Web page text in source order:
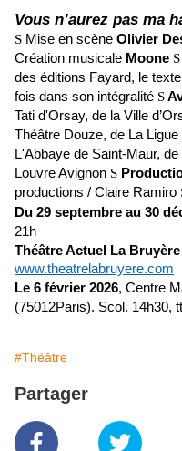
Vous n’aurez pas ma
S Mise en scène Olivier
Création musicale Moone S
des éditions Fayard, le
fois dans son intégralité S
Tati d'Orsay, de la Ville
Théâtre Douze, de La
L'Abbaye de Saint-Maur,
Louvre Avignon S
productions / Claire Ramiro
Du 29 septembre au 30
21h
Théâtre Actuel La Bruyère
www.theatrelabruyere.com
Le 6 février 2026, Centre
(75012Paris). Scol. 14h30,
#Théâtre
Partager